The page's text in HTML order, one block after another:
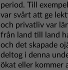
period. Till
var svårt att ge
och privatliv var
från land till land
och det skapade
deltog i denna
ökat eller kommer